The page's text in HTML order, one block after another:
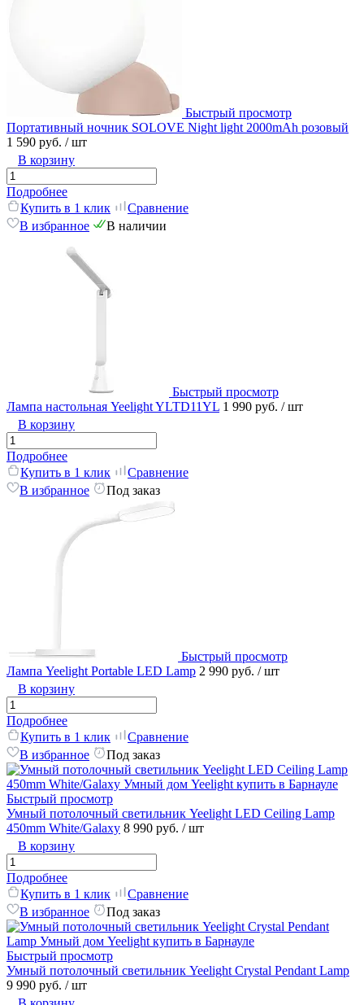
Быстрый просмотр
Портативный ночник SOLOVE Night light 2000mAh розовый
1 590 руб. / шт
В корзину
Подробнее
Купить в 1 клик
Сравнение
В избранное
В наличии
Быстрый просмотр
Лампа настольная Yeelight YLTD11YL 1 990 руб. / шт
В корзину
Подробнее
Купить в 1 клик
Сравнение
В избранное
Под заказ
Быстрый просмотр
Лампа Yeelight Portable LED Lamp 2 990 руб. / шт
В корзину
Подробнее
Купить в 1 клик
Сравнение
В избранное
Под заказ
Быстрый просмотр
Умный потолочный светильник Yeelight LED Ceiling Lamp
450mm White/Galaxy 8 990 руб. / шт
В корзину
Подробнее
Купить в 1 клик
Сравнение
В избранное
Под заказ
Быстрый просмотр
Умный потолочный светильник Yeelight Crystal Pendant Lamp
9 990 руб. / шт